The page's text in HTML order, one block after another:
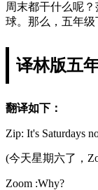
周末都干什么呢
球。那么，五年级
译林版五
翻译如下：
Zip: It's Saturdays
(今天星期六了，
Zoom :Why?